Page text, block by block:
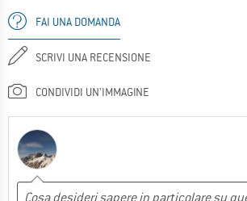
FAI UNA DOMANDA
SCRIVI UNA RECENSIONE
CONDIVIDI UN'IMMAGINE